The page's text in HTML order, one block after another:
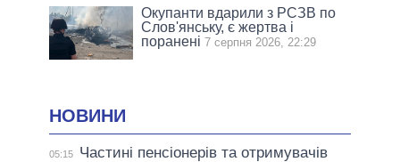
Окупанти вдарили з РСЗВ по
Слов'янську, є жертва і
поранені 7 серпня 2026, 22:29
НОВИНИ
05:15
Частині пенсіонерів та отримувачів